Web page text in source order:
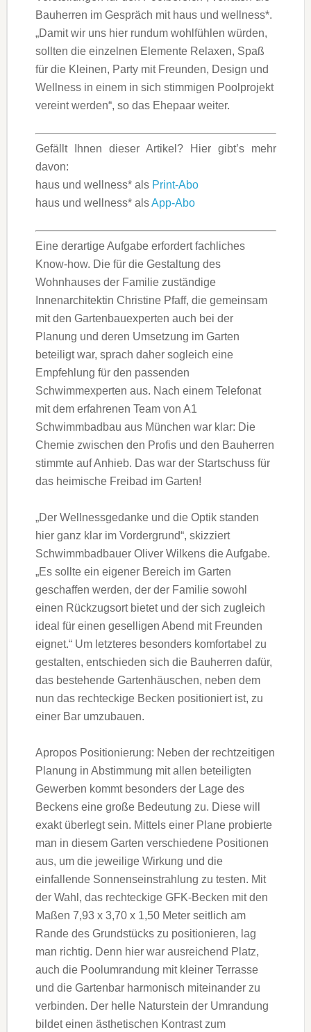
Bauherren im Gespräch mit haus und wellness*.
„Damit wir uns hier rundum wohlfühlen würden,
sollten die einzelnen Elemente Relaxen, Spaß
für die Kleinen, Party mit Freunden, Design und
Wellness in einem in sich stimmigen Poolprojekt
vereint werden“, so das Ehepaar weiter.
Gefällt Ihnen dieser Artikel? Hier gibt’s mehr
davon:
haus und wellness* als Print-Abo
haus und wellness* alsApp-Abo
Eine derartige Aufgabe erfordert fachliches
Know-how. Die für die Gestaltung des
Wohnhauses der Familie zuständige
Innenarchitektin Christine Pfaff, die gemeinsam
mit den Gartenbauexperten auch bei der
Planung und deren Umsetzung im Garten
beteiligt war, sprach daher sogleich eine
Empfehlung für den passenden
Schwimmexperten aus. Nach einem Telefonat
mit dem erfahrenen Team von A1
Schwimmbadbau aus München war klar: Die
Chemie zwischen den Profis und den Bauherren
stimmte auf Anhieb. Das war der Startschuss für
das heimische Freibad im Garten!
„Der Wellnessgedanke und die Optik standen
hier ganz klar im Vordergrund“, skizziert
Schwimmbadbauer Oliver Wilkens die Aufgabe.
„Es sollte ein eigener Bereich im Garten
geschaffen werden, der der Familie sowohl
einen Rückzugsort bietet und der sich zugleich
ideal für einen geselligen Abend mit Freunden
eignet.“ Um letzteres besonders komfortabel zu
gestalten, entschieden sich die Bauherren dafür,
das bestehende Gartenhäuschen, neben dem
nun das rechteckige Becken positioniert ist, zu
einer Bar umzubauen.
Apropos Positionierung: Neben der rechtzeitigen
Planung in Abstimmung mit allen beteiligten
Gewerben kommt besonders der Lage des
Beckens eine große Bedeutung zu. Diese will
exakt überlegt sein. Mittels einer Plane probierte
man in diesem Garten verschiedene Positionen
aus, um die jeweilige Wirkung und die
einfallende Sonnenseinstrahlung zu testen. Mit
der Wahl, das rechteckige GFK-Becken mit den
Maßen 7,93 x 3,70 x 1,50 Meter seitlich am
Rande des Grundstücks zu positionieren, lag
man richtig. Denn hier war ausreichend Platz,
auch die Poolumrandung mit kleiner Terrasse
und die Gartenbar harmonisch miteinander zu
verbinden. Der helle Naturstein der Umrandung
bildet einen ästhetischen Kontrast zum